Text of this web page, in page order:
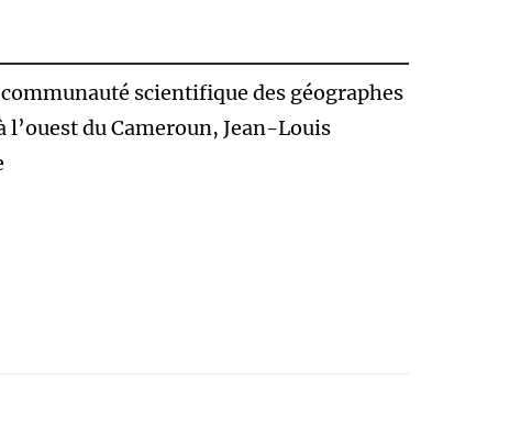
scientifique des géographes
du Cameroun, Jean-Louis